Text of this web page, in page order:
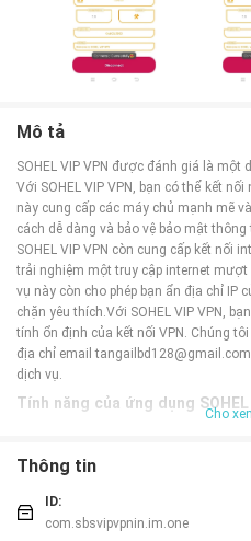
Mô tả
SOHEL VIP VPN được đánh giá là
Với SOHEL VIP VPN, bạn có thể kết
này cung cấp các máy chủ mạnh mẽ
cách dễ dàng và bảo vệ bảo mật
SOHEL VIP VPN còn cung cấp kết nối
trải nghiệm một truy cập internet
vụ này còn cho phép bạn ẩn địa chỉ IP
chặn yêu thích.Với SOHEL VIP VPN,
tính ổn định của kết nối VPN. Chúng
địa chỉ emailtangailbd128@gmail.com
dịch vụ.
Tính năng của ứng dụng SOHEL
Điều này giúp người dùng truy cập
bảo tính riêng tư, bảo mật của thông tin
* Máy chủ mạnh mẽ và toàn cầu: Ứng
chủ mạnh mẽ và đa quốc gia. Điều
Cho
Thông tin
ID:
com.sbsvipvpnin.im.one